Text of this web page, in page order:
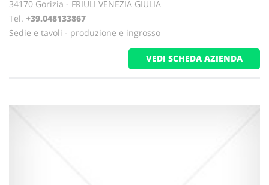
34170 Gorizia - FRIULI VENEZIA GIULIA
Tel. +39.048133867
Sedie e tavoli - produzione e ingrosso
VEDI SCHEDA AZIENDA